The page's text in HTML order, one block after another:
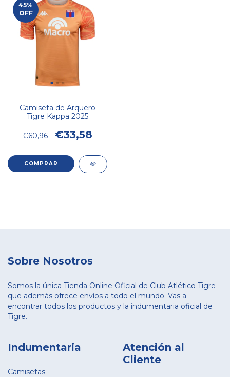
45%
OFF
Camiseta de Arquero
Tigre Kappa 2025
€60,96 €33,58
COMPRAR
Sobre Nosotros
Somos la única Tienda Online Oficial de Club Atlético Tigre
que además ofrece envíos a todo el mundo. Vas a
encontrar todos los productos y la indumentaria oficial de
Tigre.
Indumentaria
Camisetas
Atención al
Cliente